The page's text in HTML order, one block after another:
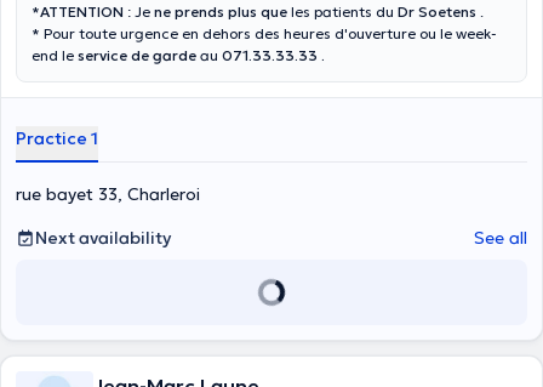
*ATTENTION : Je ne prends plus que les patients du Dr Soetens .
* Pour toute urgence en dehors des heures d'ouverture ou le week-
end le service de garde au 071.33.33.33 .
Practice 1
rue bayet 33, Charleroi
Next availability
See all